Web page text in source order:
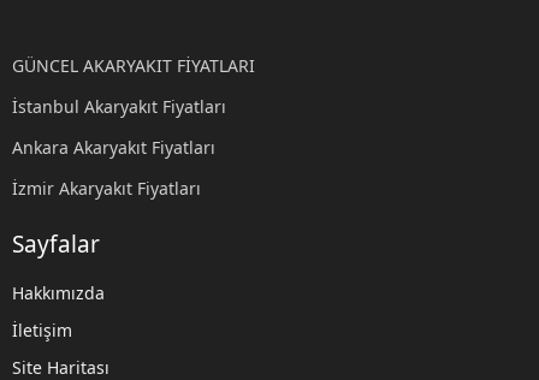
GÜNCEL AKARYAKIT FİYATLARI
İstanbul Akaryakıt Fiyatları
Ankara Akaryakıt Fiyatları
İzmir Akaryakıt Fiyatları
Sayfalar
Hakkımızda
İletişim
Site Haritası